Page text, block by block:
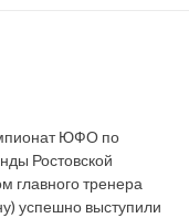
ЮФО по
Ростовской
главного тренера
успешно выступили